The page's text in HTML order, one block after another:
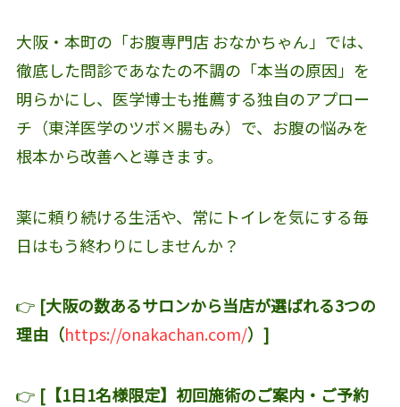
大阪・本町の「お腹専門店 おなかちゃん」では、
徹底した問診であなたの不調の「本当の原因」を
明らかにし、医学博士も推薦する独自のアプロー
チ（東洋医学のツボ×腸もみ）で、お腹の悩みを
根本から改善へと導きます。
薬に頼り続ける生活や、常にトイレを気にする毎
日はもう終わりにしませんか？
👉 [大阪の数あるサロンから当店が選ばれる3つの
理由（https://onakachan.com/）]
👉 [【1日1名様限定】初回施術のご案内・ご予約